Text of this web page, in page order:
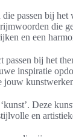
passen bij het
die
en een
bij het
inspiratie
Deze
en